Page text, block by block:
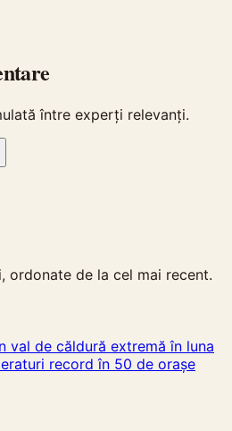
între experți relevanți.
ordonate de la cel mai recent.
val de căldură extremă în luna
record în 50 de orașe